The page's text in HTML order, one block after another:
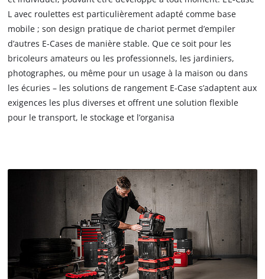
L avec roulettes est particulièrement adapté comme base
mobile ; son design pratique de chariot permet d’empiler
d’autres E-Cases de manière stable. Que ce soit pour les
bricoleurs amateurs ou les professionnels, les jardiniers,
photographes, ou même pour un usage à la maison ou dans
les écuries – les solutions de rangement E-Case s’adaptent aux
exigences les plus diverses et offrent une solution flexible
pour le transport, le stockage et l’organisa